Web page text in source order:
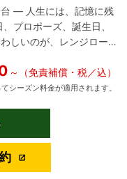
憶に残
プロポーズ、誕生日、
しいのが、レンジロー
の最高峰。 300PSのデ
な走りは、ドライバー
により、グリルやトリ
ザインは、街中でも圧
ーフが全体の美しさを
～（免責補償・税／込）
シーズン料金が適用されます。